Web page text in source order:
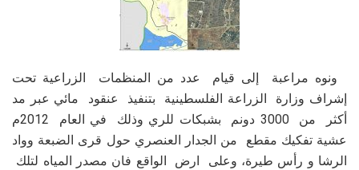
ونوه مراعبة إلى قيام عدد من المنظمات الزراعية تحت
إشراف وزارة الزراعة الفلسطينية بتنفيذ عنقود مائي عبر مد
أكثر من 3000 دونم بشبكات للري وذلك في العام 2012م
عشية تفكيك مقطع من الجدار العنصري حول قرى الضبعة وواد
الرشا و رأس طيرة، وعلى ارض الواقع فان مصدر المياه لتلك